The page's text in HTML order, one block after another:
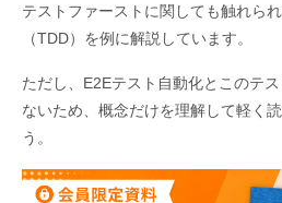
テストファーストに関しても触れら
（TDD）を例に解説しています。
ただし、E2Eテスト自動化とこのテ
ないため、概念だけを理解して軽く
う。